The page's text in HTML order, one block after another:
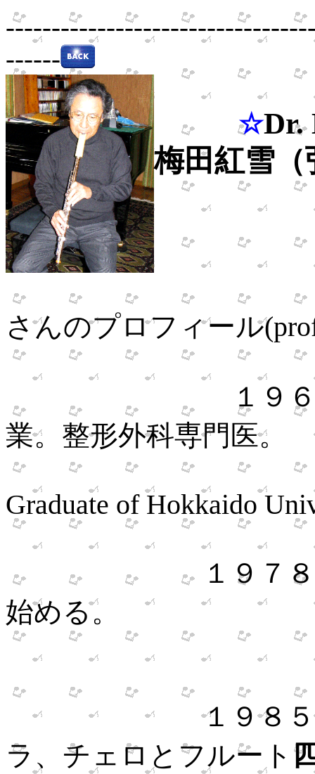
------
☆Dr.
梅田紅雪（
さんのプロフィール
１９
業。整形外科専門医。
Graduate of Hokkaido
１９７８
始める。
Self-
１９８５年、ヴ
ラ、チェロとフルート